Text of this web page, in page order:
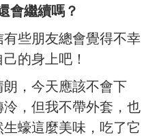
會繼續嗎？
些朋友總會覺得不幸
的身上吧！
，今天應該不會下
，但我不帶外套，也
蠔這麼美味，吃了它